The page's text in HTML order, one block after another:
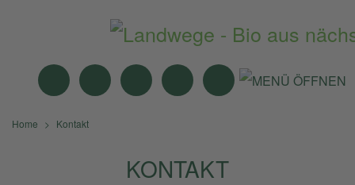
MITTAGSTISCH
ANGEBOTEBIO-MÄRKTE
NEWS SUCHE
Home Kontakt
KONTAKT